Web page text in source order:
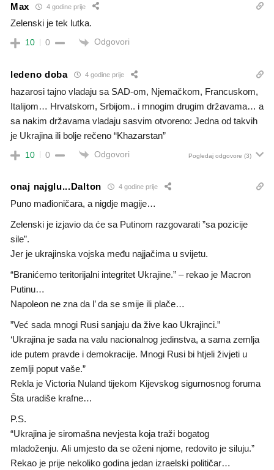
Max 4 godine prije
Zelenski je tek lutka.
10 0 Odgovori
ledeno doba 4 godine prije
hazarosi tajno vladaju sa SAD-om, Njemačkom, Francuskom,
Italijom… Hrvatskom, Srbijom.. i mnogim drugim državama… a
sa nakim državama vladaju sasvim otvoreno: Jedna od takvih
je Ukrajina ili bolje rečeno “Khazarstan”
10 0 Odgovori Pogledaj odgovore (3)
onaj najglu...Dalton 4 godine prije
Puno mađioničara, a nigdje magije…
Zelenski je izjavio da će sa Putinom razgovarati ”sa pozicije
sile”.
Jеr је ukrajinska vojska među najjačima u svijetu.
“Branićemo teritorijalni integritet Ukrajine.” – rekao je Macron
Putinu…
Napoleon ne zna da l’ da se smije ili plače…
”Već sada mnogi Rusi sanjaju da žive kao Ukrajinci.”
‘Ukrajina je sada na valu nacionalnog jedinstva, a sama zemlja
ide putem pravde i demokracije. Mnogi Rusi bi htjeli živjeti u
zemlji poput vaše.”
Rekla je Victoria Nuland tijekom Kijevskog sigurnosnog foruma
Šta uradiše krafne…
P.S.
“Ukrajina je siromašna nevjesta koja traži bogatog
mladoženju. Ali umjesto da se oženi njome, redovito je siluju.”
Rekao je prije nekoliko godina jedan izraelski političar…